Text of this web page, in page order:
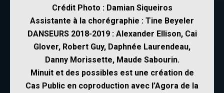
Crédit Photo : Damian Siqueiros
Assistante à la chorégraphie : Tine Beyeler
DANSEURS 2018-2019 : Alexander Ellison, Cai
Glover, Robert Guy, Daphnée Laurendeau,
Danny Morissette, Maude Sabourin.
Minuit et des possibles est une création de
Cas Public en coproduction avec l’Agora de la